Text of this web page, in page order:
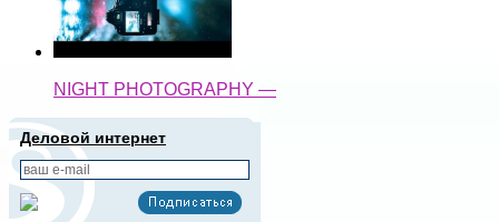
NIGHT PHOTOGRAPHY —
Деловой интернет